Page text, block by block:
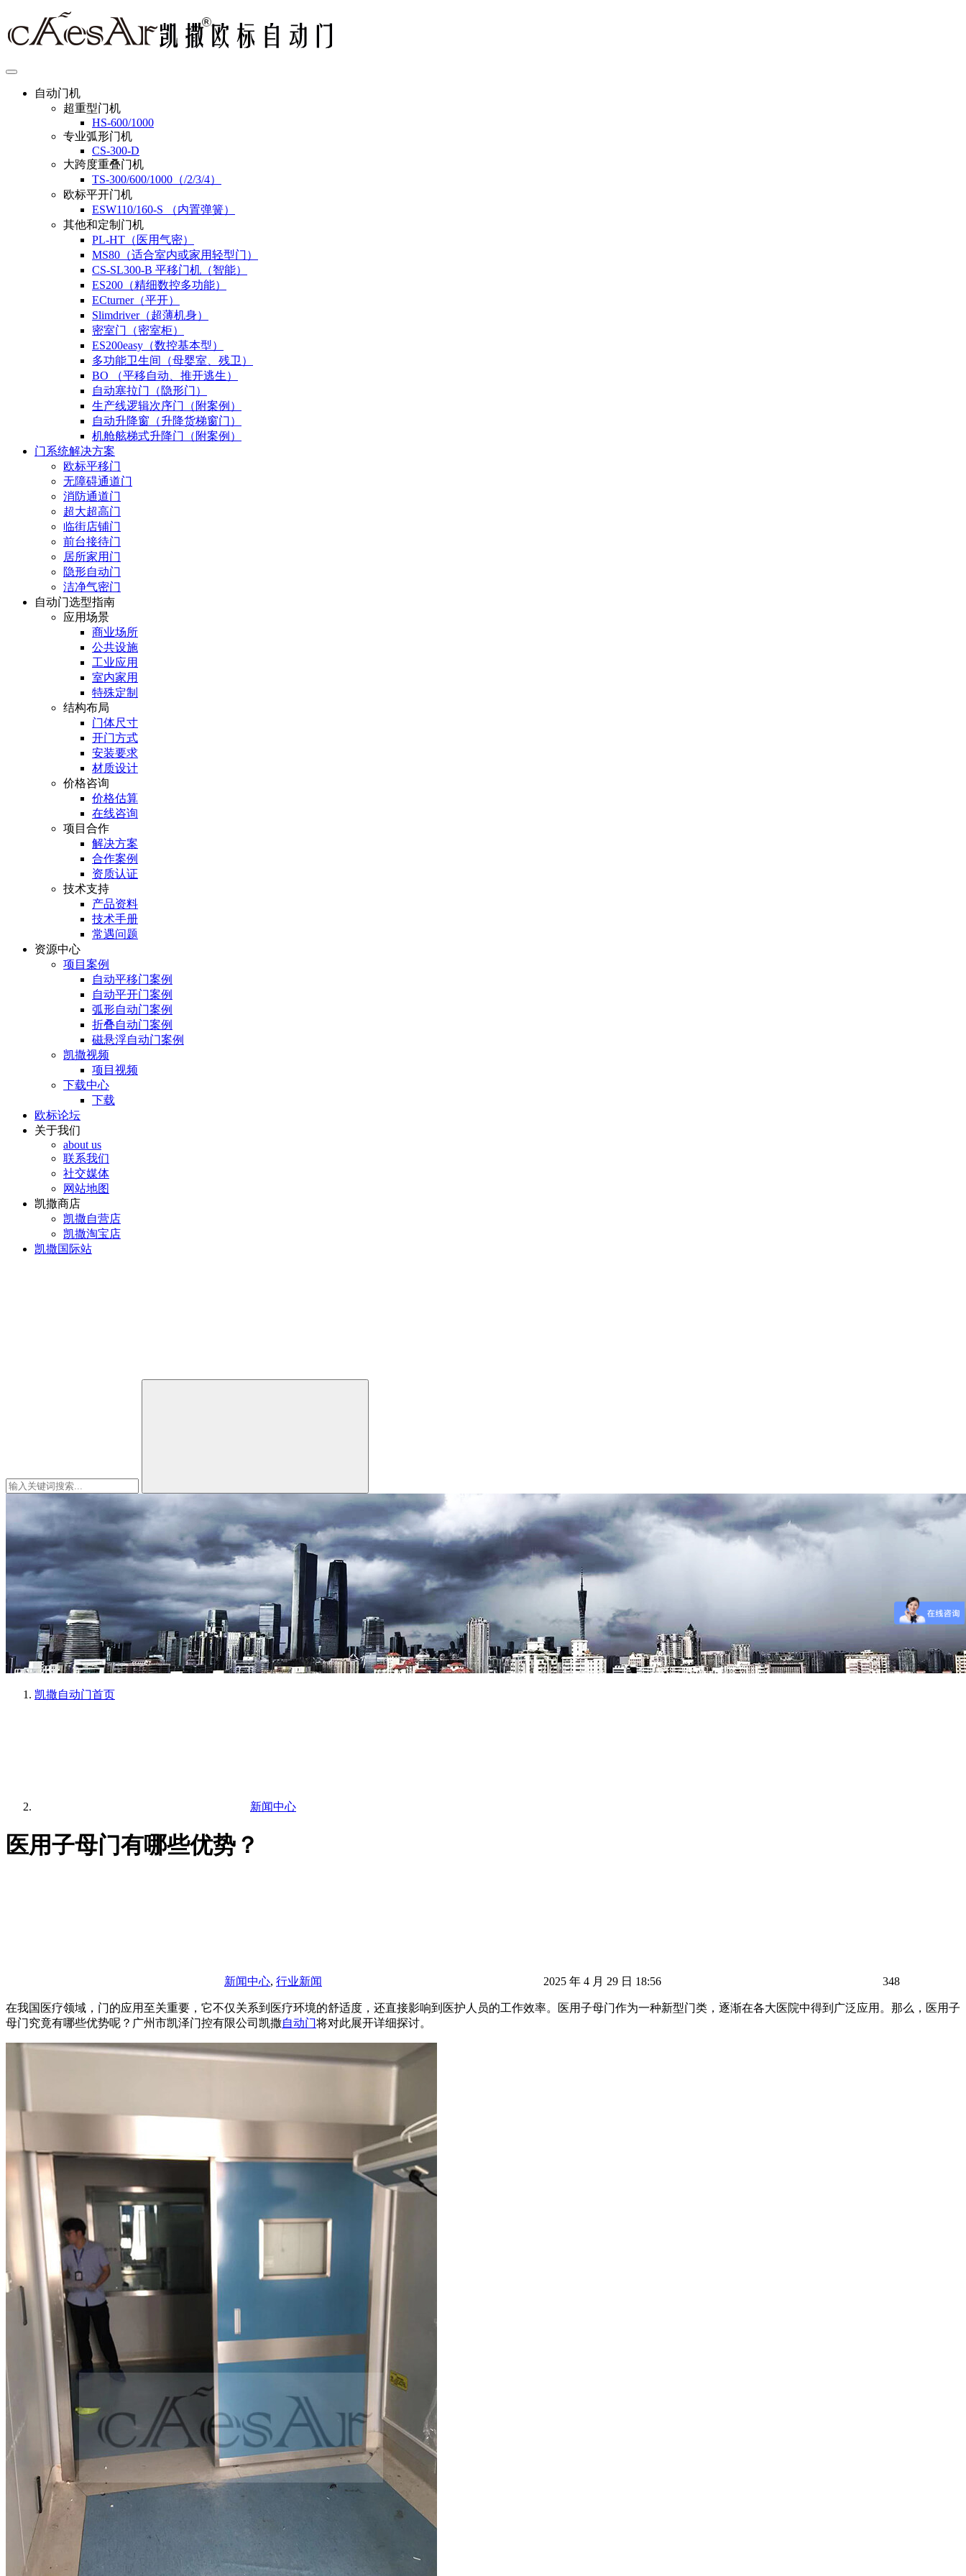
自动门机
超重型门机
HS-600/1000
专业弧形门机
CS-300-D
大跨度重叠门机
TS-300/600/1000（/2/3/4）
欧标平开门机
ESW110/160-S （内置弹簧）
其他和定制门机
PL-HT（医用气密）
MS80（适合室内或家用轻型门）
CS-SL300-B 平移门机（智能）
ES200（精细数控多功能）
ECturner（平开）
Slimdriver（超薄机身）
密室门（密室柜）
ES200easy（数控基本型）
多功能卫生间（母婴室、残卫）
BO （平移自动、推开逃生）
自动塞拉门（隐形门）
生产线逻辑次序门（附案例）
自动升降窗（升降货梯窗门）
机舱舷梯式升降门（附案例）
门系统解决方案
欧标平移门
无障碍通道门
消防通道门
超大超高门
临街店铺门
前台接待门
居所家用门
隐形自动门
洁净气密门
自动门选型指南
应用场景
商业场所
公共设施
工业应用
室内家用
特殊定制
结构布局
门体尺寸
开门方式
安装要求
材质设计
价格咨询
价格估算
在线咨询
项目合作
解决方案
合作案例
资质认证
技术支持
产品资料
技术手册
常遇问题
资源中心
项目案例
自动平移门案例
自动平开门案例
弧形自动门案例
折叠自动门案例
磁悬浮自动门案例
凯撒视频
项目视频
下载中心
下载
欧标论坛
关于我们
about us
联系我们
社交媒体
网站地图
凯撒商店
凯撒自营店
凯撒淘宝店
凯撒国际站
凯撒自动门首页
新闻中心
医用子母门有哪些优势？
新闻中心, 行业新闻 2025 年 4 月 29 日 18:56 348
在我国医疗领域，门的应用至关重要，它不仅关系到医疗环境的舒适度，还直接影响到医护人员的工作效率。医用子母门作为一种新型门类，逐渐在各大医院中得到广泛应用。那么，医用子
母门究竟有哪些优势呢？广州市凯泽门控有限公司凯撒自动门将对此展开详细探讨。